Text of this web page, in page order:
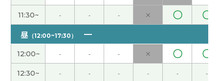
现在非常舒服的季节。谢谢您，下次见。
谢谢你的课！ 我学了很多东西。
每个周末出门很开心。
11:30~ - - - × 〇
〇
昼 （12:00~17:30）
12:00~ - - - × 〇 〇
12:30~ - - - - - -